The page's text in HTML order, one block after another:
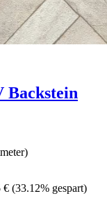
Backstein
€ (33.12% gespart)